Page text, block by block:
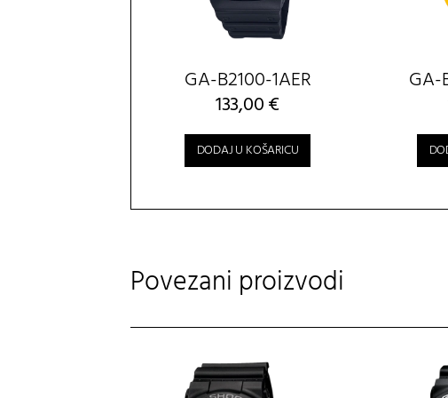
GA-B2100-1AER
133,00€
DODAJ U KOŠARICU
GA-
Povezani proizvodi